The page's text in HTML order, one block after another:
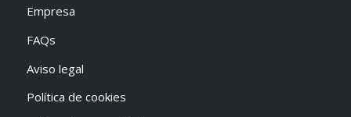
Empresa
FAQs
Aviso legal
Política de cookies